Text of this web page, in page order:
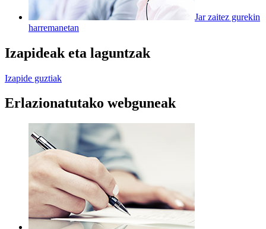
Jar zaitez gurekin
harremanetan
Izapideak eta laguntzak
Izapide guztiak
Erlazionatutako webguneak